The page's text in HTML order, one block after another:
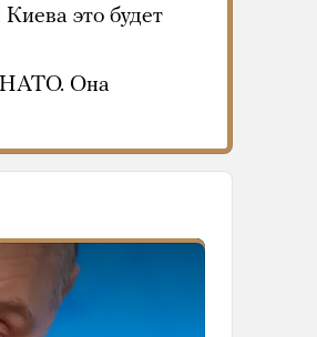
это будет
НАТО. Она